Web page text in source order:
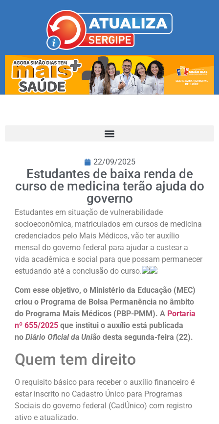
22/09/2025
Estudantes de baixa renda de
curso de medicina terão ajuda do
governo
Estudantes em situação de vulnerabilidade
socioeconômica, matriculados em cursos de medicina
credenciados pelo Mais Médicos, vão ter auxílio
mensal do governo federal para ajudar a custear a
vida acadêmica e social para que possam permanecer
estudando até a conclusão do curso.
Com esse objetivo, o Ministério da Educação (MEC)
criou o Programa de Bolsa Permanência no âmbito
do Programa Mais Médicos (PBP-PMM). A Portaria
nº 655/2025 que institui o auxílio está publicada
no Diário Oficial da União desta segunda-feira (22).
Quem tem direito
O requisito básico para receber o auxílio financeiro é
estar inscrito no Cadastro Único para Programas
Sociais do governo federal (CadÚnico) com registro
ativo e atualizado.